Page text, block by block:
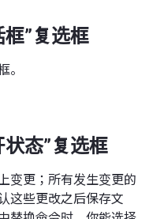
”复选框
。
态”复选框
变更；所有发生变更的
这些更改之后保存文